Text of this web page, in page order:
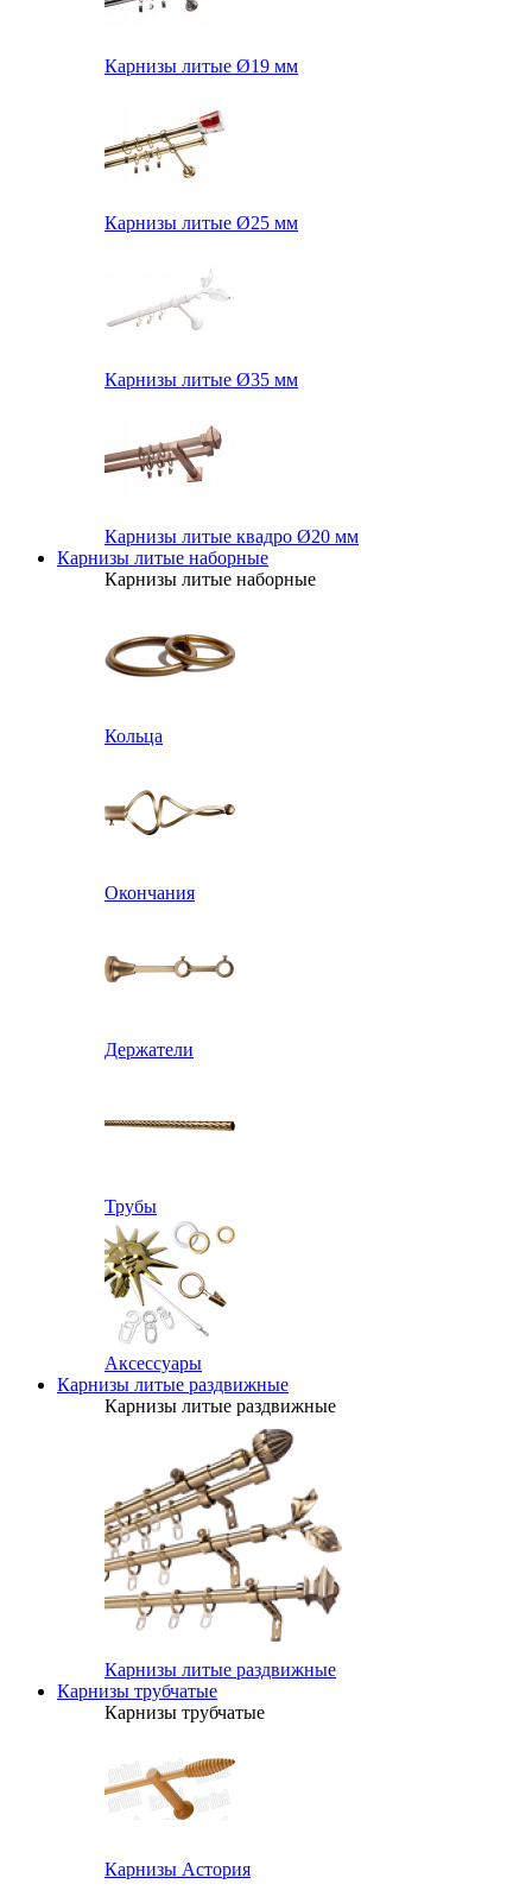
Карнизы литые Ø19 мм
Карнизы литые Ø25 мм
Карнизы литые Ø35 мм
Карнизы литые квадро Ø20 мм
Карнизы литые наборные
Карнизы литые наборные
Кольца
Окончания
Держатели
Трубы
Аксессуары
Карнизы литые раздвижные
Карнизы литые раздвижные
Карнизы литые раздвижные
Карнизы трубчатые
Карнизы трубчатые
Карнизы Астория